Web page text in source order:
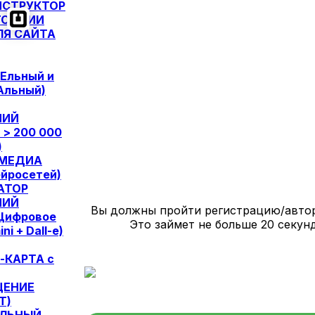
| ИИ
САЙТА
и
200 000
+ Dall-e)
c
Вы должны пройти регистрацию/
Это займет не больше 20